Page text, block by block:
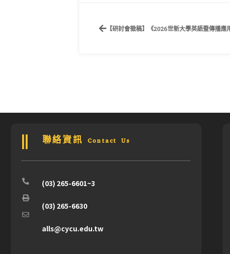
聯絡資訊 Contact Us
(03) 265-6601~3
(03) 265-6630
alls@cycu.edu.tw